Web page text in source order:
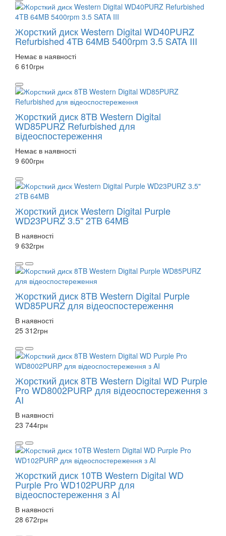
Жорсткий диск Western Digital WD40PURZ
Refurbished 4TB 64MB 5400rpm 3.5 SATA III
Немає в наявності
6 610грн
Жорсткий диск 8TB Western Digital
WD85PURZ Refurbished для
відеоспостереження
Немає в наявності
9 600грн
Жорсткий диск Western Digital Purple
WD23PURZ 3.5" 2TB 64MB
В наявності
9 632грн
Жорсткий диск 8TB Western Digital Purple
WD85PURZ для відеоспостереження
В наявності
25 312грн
Жорсткий диск 8TB Western Digital WD Purple
Pro WD8002PURP для відеоспостереження з
AI
В наявності
23 744грн
Жорсткий диск 10TB Western Digital WD
Purple Pro WD102PURP для
відеоспостереження з AI
В наявності
28 672грн